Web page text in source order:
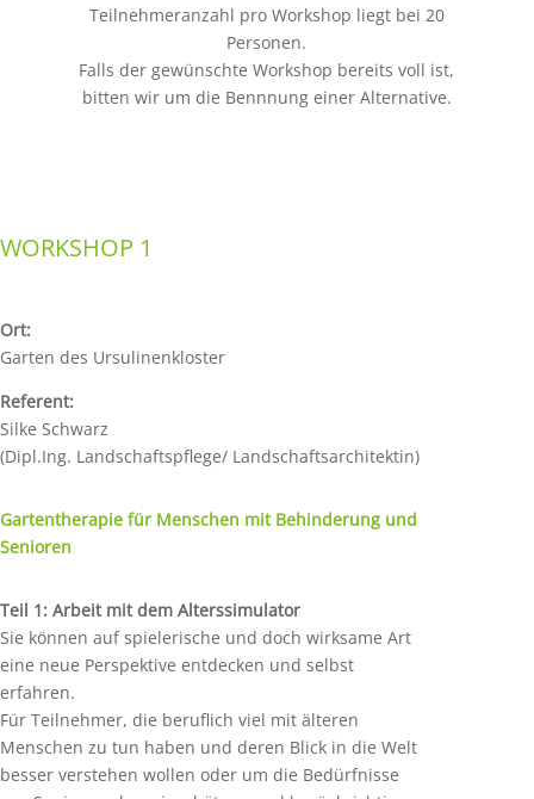
Teilnehmeranzahl pro Workshop liegt bei 20
Personen.
Falls der gewünschte Workshop bereits voll ist,
bitten wir um die Bennnung einer Alternative.
WORKSHOP 1
Ort:
Garten des Ursulinenkloster
Referent:
Silke Schwarz
(Dipl.Ing. Landschaftspflege/ Landschaftsarchitektin)
Gartentherapie für Menschen mit Behinderung und
Senioren
Teil 1: Arbeit mit dem Alterssimulator
Sie können auf spielerische und doch wirksame Art
eine neue Perspektive entdecken und selbst
erfahren.
Für Teilnehmer, die beruflich viel mit älteren
Menschen zu tun haben und deren Blick in die Welt
besser verstehen wollen oder um die Bedürfnisse